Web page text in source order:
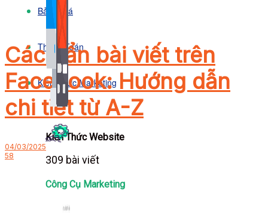
Kiến Thức Website
309 bài viết
Bảng Giá
Thanh Toán
Kiến Thức Marketing
Công Cụ Marketing
Cách ẩn bài viết trên
Facebook: Hướng dẫn
chi tiết từ A-Z
04/03/2025
58